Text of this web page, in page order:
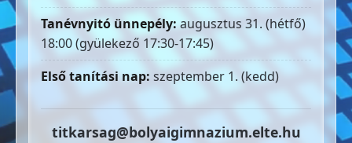
Tanévnyitó ünnepély: augusztus 31. (hétfő)
18:00 (gyülekező 17:30-17:45)
Első tanítási nap: szeptember 1. (kedd)
titkarsag@bolyaigimnazium.elte.hu